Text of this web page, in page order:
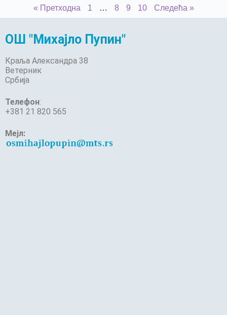
« Претходна 1 … 8 9 10 Следећа »
ОШ "Михајло Пупин"
Краља Александра 38
Ветерник
Србија
Телефон:
+381 21 820 565
Мејл: